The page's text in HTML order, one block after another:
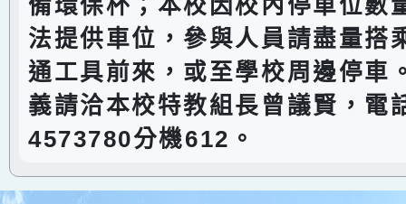
備環保杯；本校因校內停車位數
法提供車位，參與人員請盡量搭
通工具前來，或至學校周邊停車
義請洽本校特教組長曾議賢，電
4573780分機612。